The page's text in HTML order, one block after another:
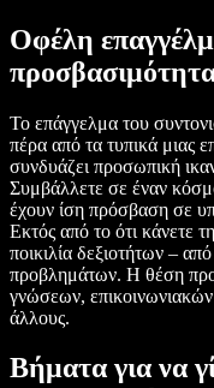
Οφέλη
Το επάγγελμα του
πέρα από τα τυπικά μιας
συνδυάζει προσωπική
Συμβάλλετε σε έναν
έχουν ίση πρόσβαση σε
Εκτός από το ότι κάνετε
ποικιλία δεξιοτήτων –
προβλημάτων. Η θέση
γνώσεων, επικοινωνιακών
άλλους.
Βήματα για να